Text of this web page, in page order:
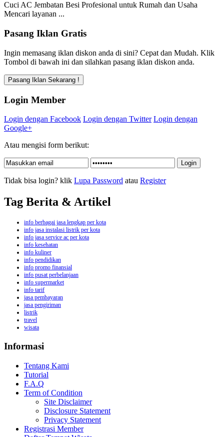
Cuci AC Jembatan Besi Profesional untuk Rumah dan Usaha
Mencari layanan ...
Pasang Iklan Gratis
Ingin memasang iklan diskon anda di sini? Cepat dan Mudah. Klik
Tombol di bawah ini dan silahkan pasang iklan diskon anda.
Login Member
Login dengan Facebook Login dengan Twitter Login dengan
Google+
Atau mengisi form berikut:
Tidak bisa login? klik Lupa Password atau Register
Tag Berita & Artikel
info berbagai jasa lengkap per kota
info jasa instalasi listrik per kota
info jasa service ac per kota
info kesehatan
info kuliner
info pendidikan
info promo finansial
info pusat perbelanjaan
info supermarket
info tarif
jasa pembayaran
jasa pengiriman
listrik
travel
wisata
Informasi
Tentang Kami
Tutorial
F.A.Q
Term of Condition
Site Disclaimer
Disclosure Statement
Privacy Statement
Registrasi Member